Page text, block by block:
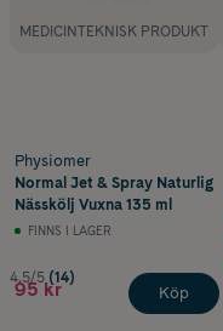
MEDICINTEKNISK PRODUKT
Physiomer
Normal Jet & Spray Naturlig
Nässkölj Vuxna 135 ml
FINNS I LAGER
4.5/5 (14)
95 kr Köp